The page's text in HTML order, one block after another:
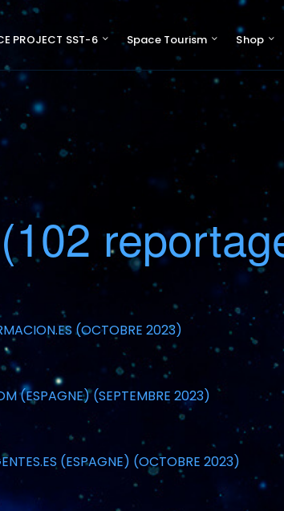
PROJECT SST-6 Space Tourism Shop
(OCTOBRE 2023)
(ESPAGNE) (SEPTEMBRE 2023)
(ESPAGNE) (OCTOBRE 2023)